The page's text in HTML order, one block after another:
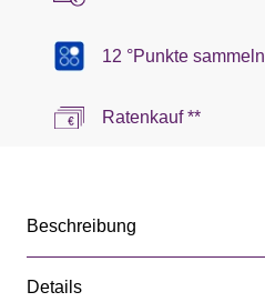
12 °Punkte sammeln
Ratenkauf **
Beschreibung
Details